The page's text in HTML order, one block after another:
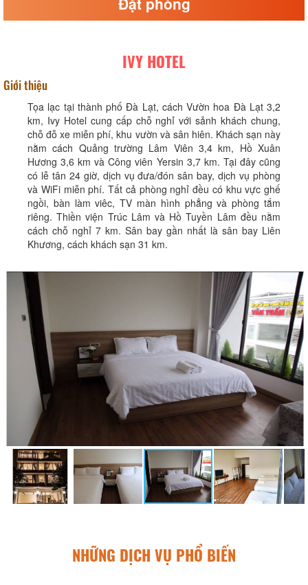
IVY HOTEL
Giới thiệu
Tọa lạc tại thành phố Đà Lạt, cách Vườn hoa Đà Lạt 3,2
km, Ivy Hotel cung cấp chỗ nghỉ với sảnh khách chung,
chỗ đỗ xe miễn phí, khu vườn và sân hiên. Khách sạn này
nằm cách Quảng trường Lâm Viên 3,4 km, Hồ Xuân
Hương 3,6 km và Công viên Yersin 3,7 km. Tại đây cũng
có lễ tân 24 giờ, dịch vụ đưa/đón sân bay, dịch vụ phòng
và WiFi miễn phí. Tất cả phòng nghỉ đều có khu vực ghế
ngồi, bàn làm viêc, TV màn hình phẳng và phòng tắm
riêng. Thiền viện Trúc Lâm và Hồ Tuyền Lâm đều nằm
cách chỗ nghỉ 7 km. Sân bay gần nhất là sân bay Liên
Khương, cách khách sạn 31 km.
NHỮNG DỊCH VỤ PHỔ BIẾN